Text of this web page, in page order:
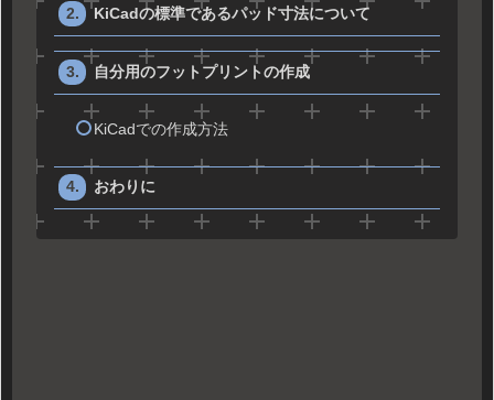
KiCadの標準であるパッド寸法について
自分用のフットプリントの作成
KiCadでの作成方法
おわりに